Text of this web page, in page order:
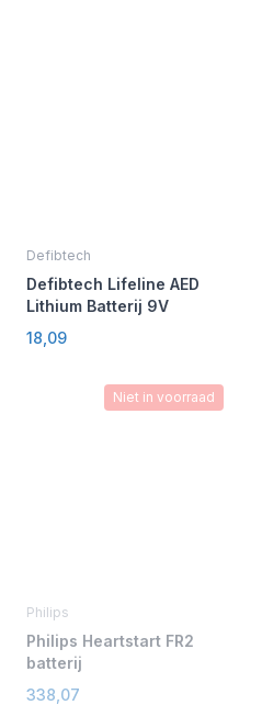
Defibtech
Defibtech Lifeline AED
Lithium Batterij 9V
18,09
Niet in voorraad
Philips
Philips Heartstart FR2
batterij
338,07